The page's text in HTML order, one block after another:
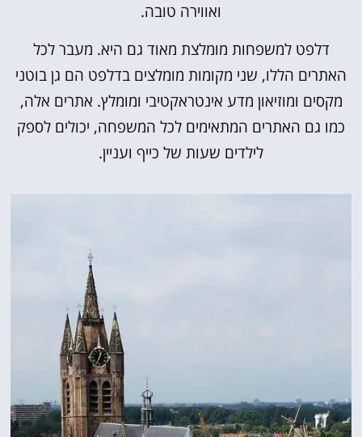
ואווירה טובה.
דלפט למשפחות מומלצת מאוד גם היא. מעבר לכל
האתרים הללו, שני מקומות מומלצים בדלפט הם גן בוטני
מקסים ומוזיאון מדע אינטראקטיבי ומומלץ. אתרים אלה,
כמו גם האתרים המתאימים לכל המשפחה, יכולים לספק
לילדים שעות של כייף ועניין.